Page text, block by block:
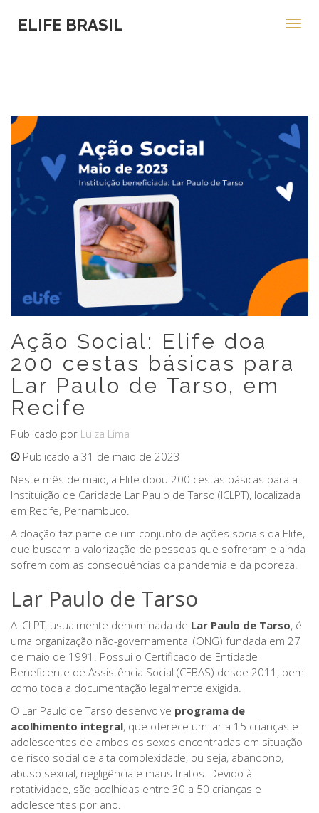
ELIFE BRASIL
Ação Social: Elife doa
200 cestas básicas para
Lar Paulo de Tarso, em
Recife
Publicado por Luiza Lima
Publicado a 31 de maio de 2023
Neste mês de maio, a Elife doou 200 cestas básicas para a
Instituição de Caridade Lar Paulo de Tarso (ICLPT), localizada
em Recife, Pernambuco.
A doação faz parte de um conjunto de ações sociais da Elife,
que buscam a valorização de pessoas que sofreram e ainda
sofrem com as consequências da pandemia e da pobreza.
Lar Paulo de Tarso
A ICLPT, usualmente denominada de Lar Paulo de Tarso, é
uma organização não-governamental (ONG) fundada em 27
de maio de 1991. Possui o Certificado de Entidade
Beneficente de Assistência Social (CEBAS) desde 2011, bem
como toda a documentação legalmente exigida.
O Lar Paulo de Tarso desenvolve programa de
acolhimento integral, que oferece um lar a 15 crianças e
adolescentes de ambos os sexos encontradas em situação
de risco social de alta complexidade, ou seja, abandono,
abuso sexual, negligência e maus tratos. Devido à
rotatividade, são acolhidas entre 30 a 50 crianças e
adolescentes por ano.